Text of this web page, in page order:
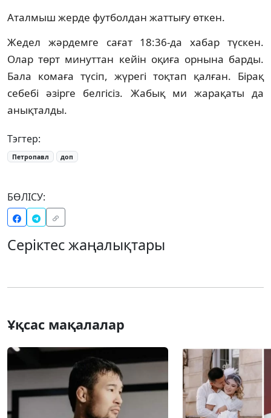
Аталмыш жерде футболдан жаттығу өткен.
Жедел жәрдемге сағат 18:36-да хабар түскен.
Олар төрт минуттан кейін оқиға орнына барды.
Бала комаға түсіп, жүрегі тоқтап қалған. Бірақ
себебі әзірге белгісіз. Жабық ми жарақаты да
анықталды.
Тэгтер:
Петропавл доп
БӨЛІСУ:
Серіктес жаңалықтары
Ұқсас мақалалар